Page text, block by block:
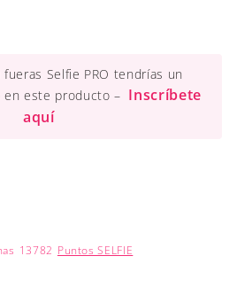
Selfie PRO tendrías un
este producto – Inscríbete
aquí
13782 Puntos SELFIE